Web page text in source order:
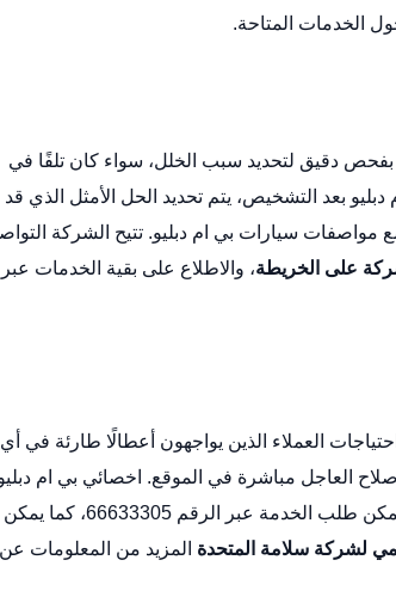
الخدمات المتاحة.
بفحص دقيق لتحديد سبب الخلل، سواء كان تلفًا في
بعد التشخيص، يتم تحديد الحل الأمثل الذي قد
مواصفات سيارات بي ام دبليو. تتيح الشركة
على الخريطة، والاطلاع على بقية الخدمات عبر
احتياجات العملاء الذين يواجهون أعطالًا طارئة في أي
العاجل مباشرة في الموقع. اخصائي بي ام
تصميم الخدمة لتقديم دعم فني سريع وآمن يقلل من خطر تفاقم المشكلة. يمكن طلب الخدمة عبر الرقم 66633305، كما يمكن
لشركة سلامة المتحدة المزيد من المعلومات عن